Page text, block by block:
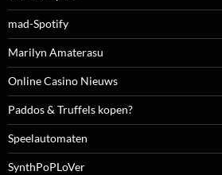
mad-Spotify
Marilyn Amaterasu
Online Casino Nieuws
Paddos & Truffels kopen?
Speelautomaten
SynthPoPLoVer